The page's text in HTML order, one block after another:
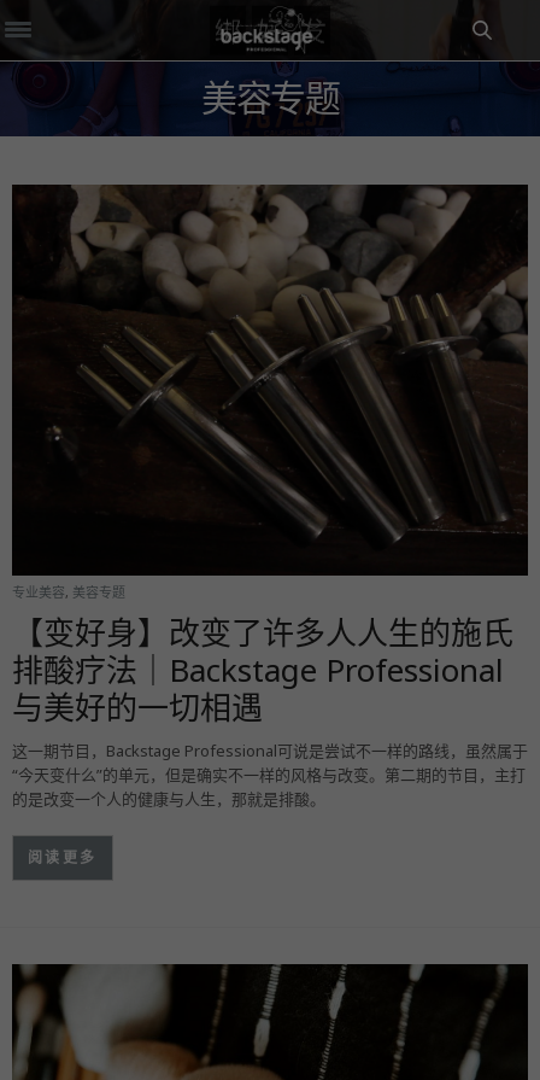
美容专题
专业美容, 美容专题
【变好身】改变了许多人人生的施氏
排酸疗法｜Backstage Professional
与美好的一切相遇
这一期节目，Backstage Professional可说是尝试不一样的路线，虽然属于
“今天变什么”的单元，但是确实不一样的风格与改变。第二期的节目，主打
的是改变一个人的健康与人生，那就是排酸。
阅读更多